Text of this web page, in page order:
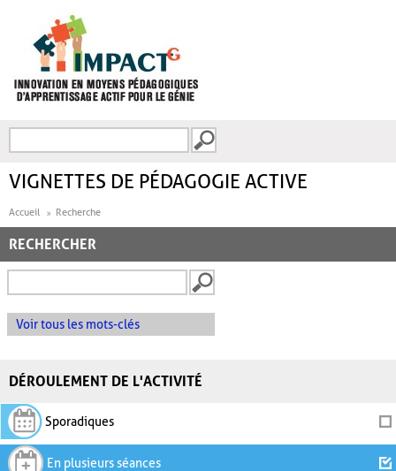
FORMULAIRE DE
VIGNETTES DE PÉDAGOGIE ACTIVE
Accueil Recherche
RECHERCHER
Voir tous les mots-clés
DÉROULEMENT DE L'ACTIVITÉ
Sporadiques
En plusieurs séances